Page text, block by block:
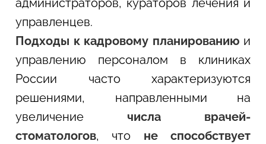
администраторов, кураторов лечения и
управленцев.
Подходы к кадровому планированию и
управлению персоналом в клиниках
России часто характеризуются
решениями, направленными на
увеличение числа врачей-
стоматологов, что не способствует